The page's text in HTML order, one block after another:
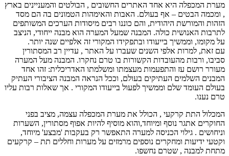
מערת המכפלה היא אחד האתרים החשובים , הבולטים והמעניינים בארץ
, ומכמה הבטים – אף בעולם. האבות והאימהות הטמונים בה הם מסד
הזהות והמורשת היהודית, והם כוננו רבים מיסודות הערכים המשותפים
לתרבות האנושית כולה. המבנה שמעל המערה הוא מבנה ייחודי, הניצב
על מקומו, וממשיך בייעודו ובתפקידו המקורי זה אלפיים שנה יותר.
עם זאת, למרות אלפי השנים שעברו על האתר , עדיין רב המסתורין
סביבו, ורבות מהעובדות הקשורות בו טרם נחקרו. המבנה מעל המערה
מעורר רושם עז והתפעמות מעצמתו ומשלמתו האדריכלית: זהו אחד
המבנים השלמים העתיקים בעולם, וככל הנראה המבנה הציבורי העתיק
בעולם העומד שלם וממשיך לפעול בייעודו המקורי . אך שאלות רבות עליו
טרם נענו.
המכלול התת קרקעי , הכולל את מערת המכפלה עצמה, מציב בפני
החוקרים אתגר נוסף ומיוחד,והוא מוסיף להיות אפוף מסתורין, השערות
וניחושים . גילוי הכניסה למערה התאפשר רק בעקבות 'מבצע' מיוחד,
וקטעי ידיעות ומחקרים נוספים מרמזים על מערות וחללים תת – קרקעים
מתחת למבנה , שטרם נחשפו.